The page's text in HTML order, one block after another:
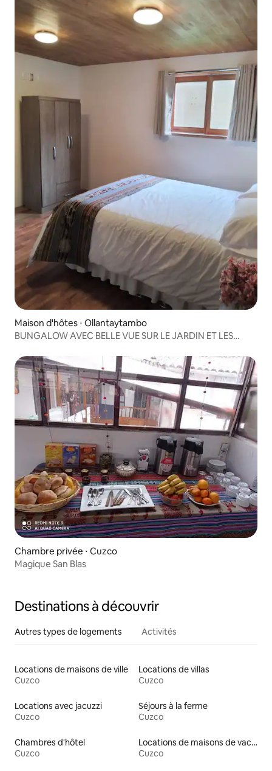
Maison d'hôtes ⋅ Ollantaytambo
BUNGALOW AVEC BELLE VUE SUR LE JARDIN ET LES
Chambre privée ⋅ Cuzco
Magique San Blas
Destinations à découvrir
Autres types de logements Activités
Locations de maisons de ville
Cuzco
Locations de villas
Cuzco
Locations avec jacuzzi
Cuzco
Séjours à la ferme
Cuzco
Chambres d'hôtel
Cuzco
Locations de maisons de vacances
Cuzco